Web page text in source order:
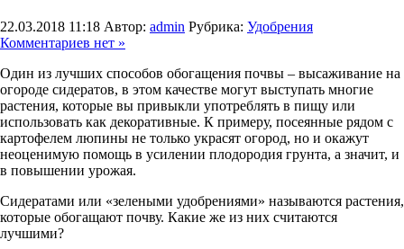
22.03.2018 11:18 Автор: admin Рубрика: Удобрения
Комментариев нет »
Один из лучших способов обогащения почвы – высаживание на
огороде сидератов, в этом качестве могут выступать многие
растения, которые вы привыкли употреблять в пищу или
использовать как декоративные. К примеру, посеянные рядом с
картофелем люпины не только украсят огород, но и окажут
неоценимую помощь в усилении плодородия грунта, а значит, и
в повышении урожая.
Сидератами или «зелеными удобрениями» называются растения,
которые обогащают почву. Какие же из них считаются
лучшими?